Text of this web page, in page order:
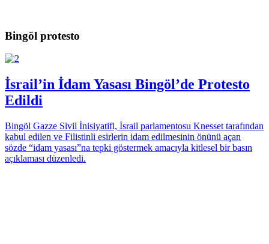
Bingöl protesto
İsrail’in İdam Yasası Bingöl’de Protesto
Edildi
Bingöl Gazze Sivil İnisiyatifi, İsrail parlamentosu Knesset tarafından
kabul edilen ve Filistinli esirlerin idam edilmesinin önünü açan
sözde “idam yasası”na tepki göstermek amacıyla kitlesel bir basın
açıklaması düzenledi.